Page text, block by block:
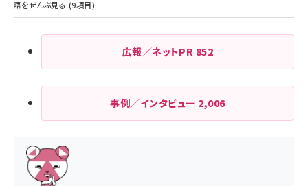
広報／ネットPR 852
事例／インタビュー 2,006